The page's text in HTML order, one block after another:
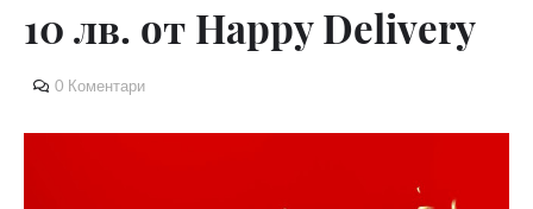
10 лв. от Happy Delivery
0 Коментари